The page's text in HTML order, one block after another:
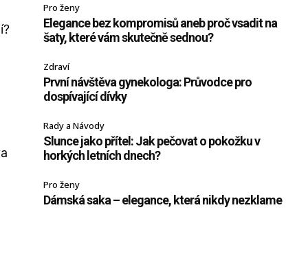
Pro ženy
Elegance bez kompromisů aneb proč vsadit na
šaty, které vám skutečně sednou?
Zdraví
První návštěva gynekologa: Průvodce pro
dospívající dívky
Rady a Návody
Slunce jako přítel: Jak pečovat o pokožku v
horkých letních dnech?
Pro ženy
Dámská saka – elegance, která nikdy nezklame